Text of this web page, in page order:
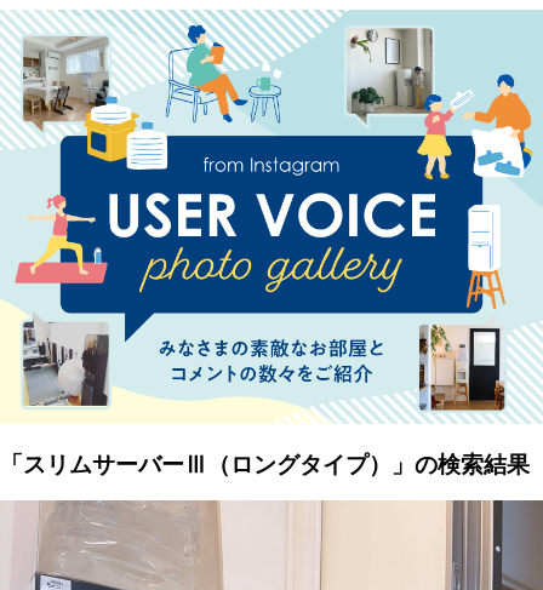
「スリムサーバーⅢ（ロングタイプ）」の検索結果